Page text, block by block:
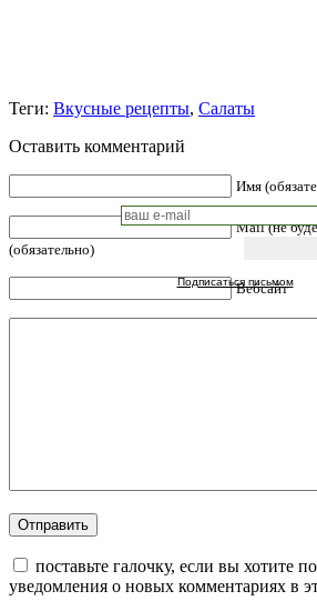
Подписаться письмом
Теги: Вкусные рецепты, Салаты
Оставить комментарий
Имя
Mail (не
(обязательно)
Вебсайт
поставьте галочку, если вы хотите
уведомления о новых комментариях в